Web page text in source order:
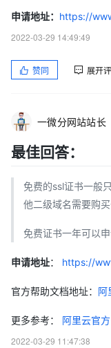
申请地址： https://
2022-03-29 14:49:49
赞同 展开
一微分网站站长
最佳回答：
免费的ssl证书一般
他二级域名需要购
免费证书一年可以
申请地址： https://
官方帮助文档地址： 阿
更多参考： 阿里云官
2022-03-29 11:47:38